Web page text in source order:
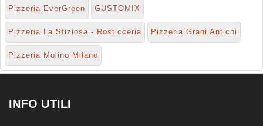
Pizzeria EverGreen GUSTOMIX
Pizzeria La Sfiziosa - Rosticceria Pizzeria Grani Antichi
Pizzeria Molino Milano
INFO UTILI